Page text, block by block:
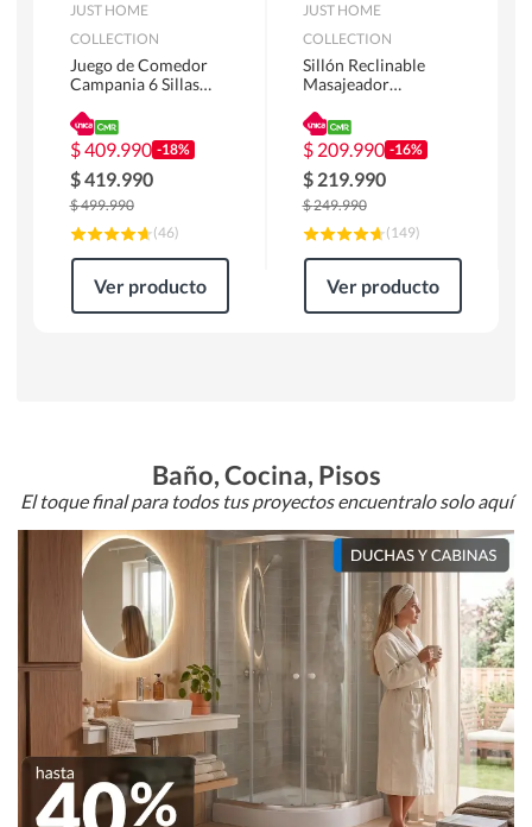
JUST HOME
COLLECTION
Juego de Comedor
Campania 6 Sillas
180 x 90 x 76 cm
Café
$409.990 -18%
$419.990
$499.990
(46)
Ver producto
JUST HOME
COLLECTION
Sillón Reclinable
Masajeador
Atlanta 91x101x94
cm Negro
$ 209.990 -16%
$ 219.990
$249.990
(149)
Ver producto
Baño, Cocina, Pisos
El toque final para todos tus proyectos encuentralo solo aquí